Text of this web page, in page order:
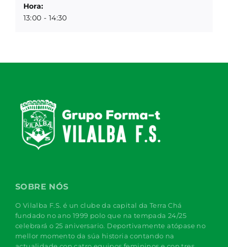
Hora:
13:00 - 14:30
SOBRE NÓS
O Vilalba F.S. é un clube da capital da Terra Chá
fundado no ano 1999 polo que na tempada 24/25
celebrará o 25 aniversario. Deportivamente atópase no
mellor momento da súa historia contando na